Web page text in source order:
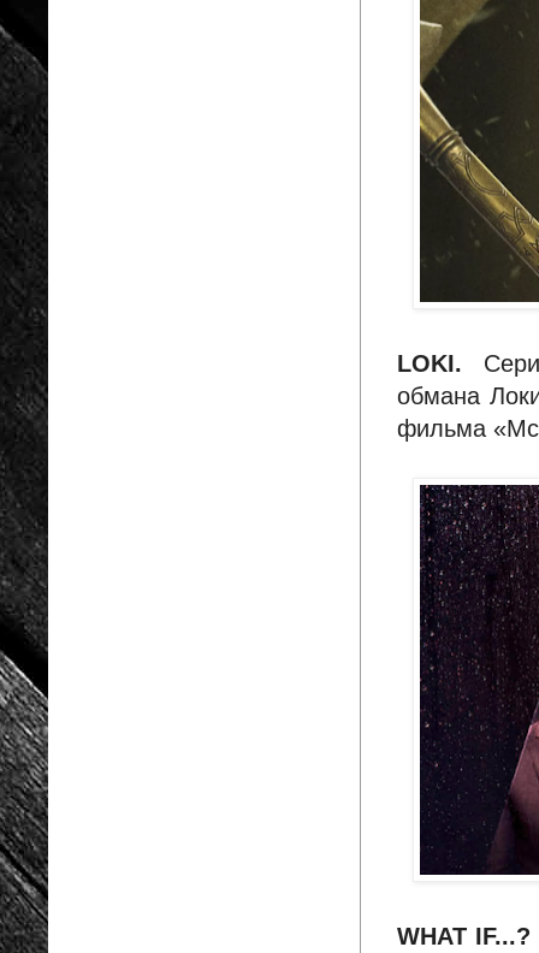
LOKI.
обмана
фильма
WHAT IF...?